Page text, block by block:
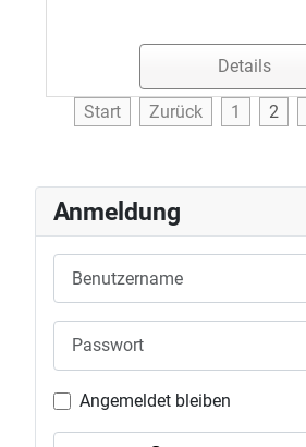
Details
Start Zurück 1 2
Anmeldung
Angemeldet bleiben